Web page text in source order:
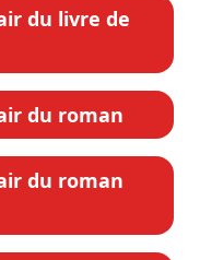
du livre de
du roman
du roman